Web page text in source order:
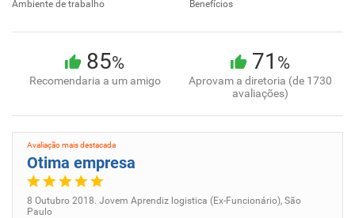
e prestação de serviços, sendo líder de mercado nesse
segmento. Em 2017, a Verisure Brasil adquiriu a Tele
Alarme, que possui quase 40 anos de atuação no setor de
segurança e proteção em Santa Catarina. Agora fazemos
parte de uma só equipe!
Visão:
Na Verisure, protegemos o que realmente importa. O nosso
serviço traz tranquilidade às famílias e pequenos negócios.
Ambiente de trabalho Benefícios
85%
Recomendaria a um amigo
71 %
Aprovam a diretoria (de 1730
avaliações)
Avaliação mais destacada
Otima empresa
8 Outubro 2018. Jovem Aprendiz logistica (Ex-Funcionário), São
Paulo